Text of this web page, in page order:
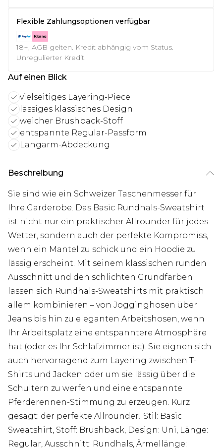
Flexible Zahlungsoptionen verfügbar
18+, AGB gelten. Kredit abhängig vom Status.
Unregulierter Kredit.
Auf einen Blick
vielseitiges Layering-Piece
lässiges klassisches Design
weicher Brushback-Stoff
entspannte Regular-Passform
Langarm-Abdeckung
Beschreibung
Sie sind wie ein Schweizer Taschenmesser für
Ihre Garderobe. Das Basic Rundhals-Sweatshirt
ist nicht nur ein praktischer Allrounder für jedes
Wetter, sondern auch der perfekte Kompromiss,
wenn ein Mantel zu schick und ein Hoodie zu
lässig erscheint. Mit seinem klassischen runden
Ausschnitt und den schlichten Grundfarben
lassen sich Rundhals-Sweatshirts mit praktisch
allem kombinieren – von Jogginghosen über
Jeans bis hin zu eleganten Arbeitshosen, wenn
Ihr Arbeitsplatz eine entspanntere Atmosphäre
hat (oder es Ihr Schlafzimmer ist). Sie eignen sich
auch hervorragend zum Layering zwischen T-
Shirts und Jacken oder um sie lässig über die
Schultern zu werfen und eine entspannte
Pferderennen-Stimmung zu erzeugen. Kurz
gesagt: der perfekte Allrounder! Stil: Basic
Sweatshirt, Stoff: Brushback, Design: Uni, Länge:
Regular, Ausschnitt: Rundhals, Ärmellänge: